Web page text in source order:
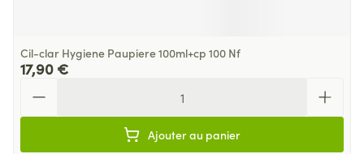
Cil-clar Hygiene Paupiere 100ml+cp 100 Nf
17,90 €
Ajouter au panier